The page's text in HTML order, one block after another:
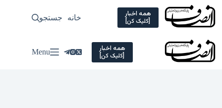
Skip
content
همه اخبار
[کلیک کن] خانه سیاسی
جستجو
همه اخبار
[کلیک کن] Menu